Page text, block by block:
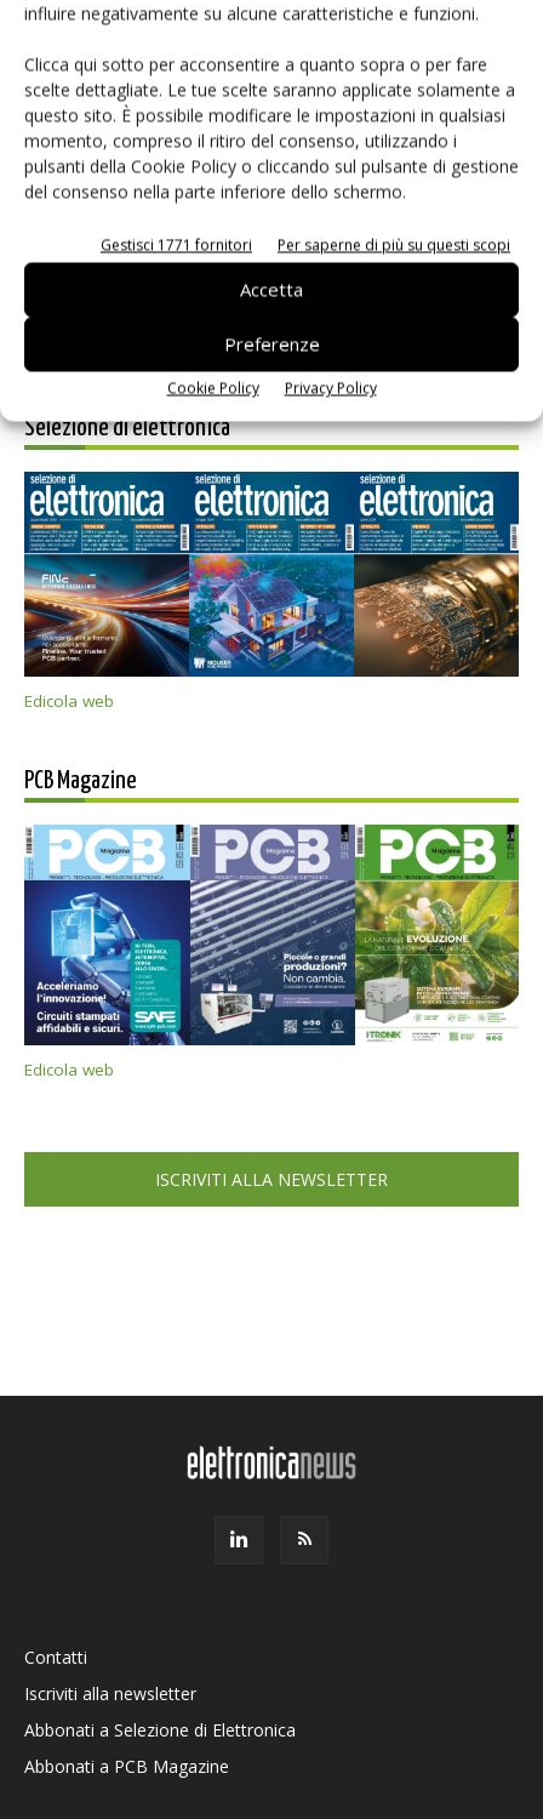
influire negativamente su alcune caratteristiche e funzioni.
Clicca qui sotto per acconsentire a quanto sopra o per fare
scelte dettagliate. Le tue scelte saranno applicate solamente a
questo sito. È possibile modificare le impostazioni in qualsiasi
momento, compreso il ritiro del consenso, utilizzando i
pulsanti della Cookie Policy o cliccando sul pulsante di gestione
del consenso nella parte inferiore dello schermo.
Gestisci 1771 fornitori Per saperne di più su questi scopi
Accetta
Preferenze
Cookie Policy Privacy Policy
Salva il mio nome, email e sito web in questo browser per i
prossimi commenti.
Selezione di elettronica
Edicola web
PCB Magazine
Edicola web
ISCRIVITI ALLA NEWSLETTER
Contatti
Iscriviti alla newsletter
Abbonati a Selezione di Elettronica
Abbonati a PCB Magazine